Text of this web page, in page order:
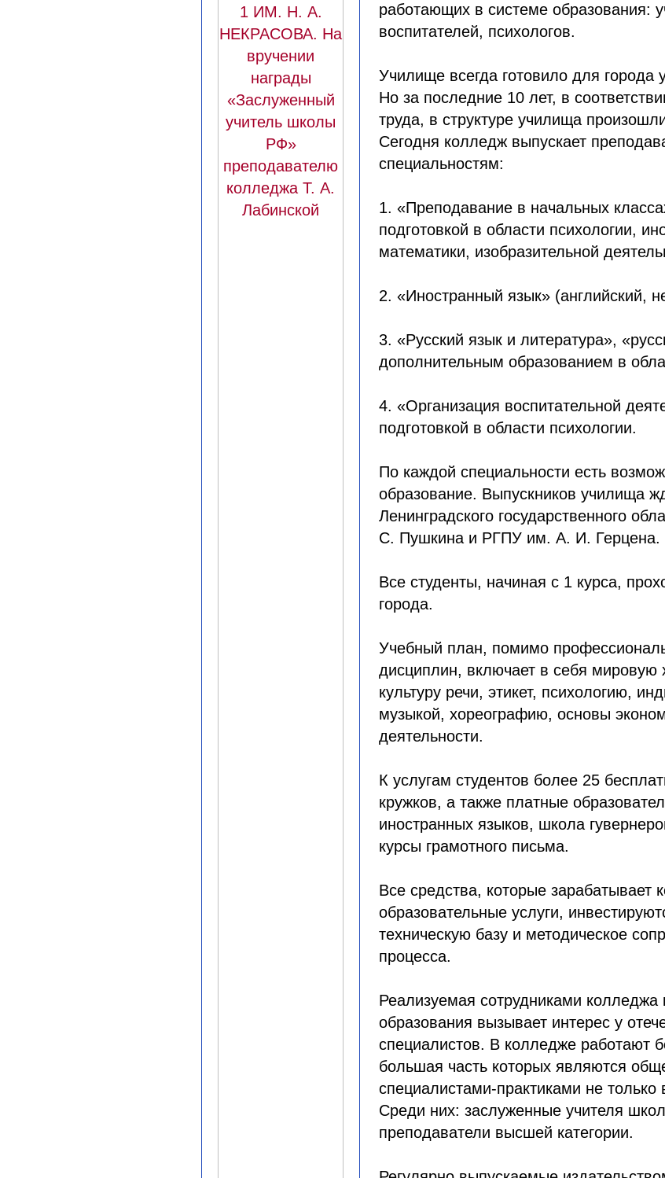
работающих в системе образования:
воспитателей, психологов.
Училище всегда готовило для города
Но за последние 10 лет, в
труда, в структуре училища
Сегодня колледж выпускает
специальностям:
1. «Преподавание в начальных
подготовкой в области психологии,
математики, изобразительной
2. «Иностранный язык» (английский,
3. «Русский язык и литература»,
дополнительным образованием в
4. «Организация воспитательной
подготовкой в области психологии.
По каждой специальности есть
образование. Выпускников училища
Ленинградского государственного
С. Пушкина и РГПУ им. А. И. Герцена.
Все студенты, начиная с 1 курса,
города.
Учебный план, помимо
дисциплин, включает в себя мировую
культуру речи, этикет, психологию,
музыкой, хореографию, основы
деятельности.
К услугам студентов более 25
кружков, а также платные
иностранных языков, школа
курсы грамотного письма.
Все средства, которые зарабатывает
образовательные услуги,
техническую базу и методическое
процесса.
Реализуемая сотрудниками колледжа
образования вызывает интерес у
специалистов. В колледже работают
большая часть которых являются
специалистами-практиками не
Среди них: заслуженные учителя
преподаватели высшей категории.